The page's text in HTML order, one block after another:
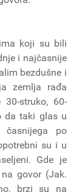
koji su bili
i najčasnije
bezdušne i
zemlja rađa
struko, 60-
da taki glas u
po
su i u
Gde je
govor (Jak.
brzi su na